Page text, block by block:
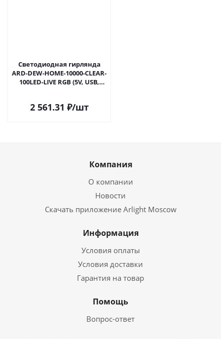
Светодиодная гирлянда
ARD-DEW-HOME-10000-CLEAR-
100LED-LIVE RGB (5V, USB,
2 561.31 ₽/шт
Компания
О компании
Новости
Скачать приложение Arlight Moscow
Информация
Условия оплаты
Условия доставки
Гарантия на товар
Помощь
Вопрос-ответ